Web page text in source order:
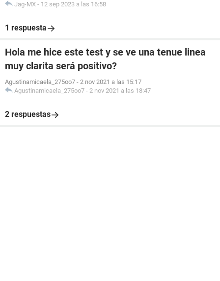
Jag-MX - 12 sep 2023 a las 16:58
1 respuesta
Hola me hice este test y se ve una tenue linea
muy clarita será positivo?
Agustinamicaela_275oo7 - 2 nov 2021 a las 15:17
Agustinamicaela_275oo7 - 2 nov 2021 a las 18:47
2 respuestas